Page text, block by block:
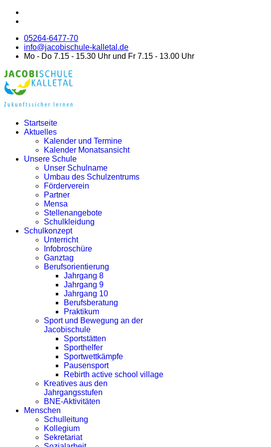
05264-6477-70
info@jacobischule-kalletal.de
Mo - Do 7.15 - 15.30 Uhr und Fr 7.15 - 13.00 Uhr
Startseite
Aktuelles
Kalender und Termine
Kalender Monatsansicht
Unsere Schule
Unser Schulname
Umbau des Schulzentrums
Förderverein
Partner
Mensa
Stellenangebote
Schulkleidung
Schulkonzept
Unterricht
Infobroschüre
Ganztag
Berufsorientierung
Jahrgang 8
Jahrgang 9
Jahrgang 10
Berufsberatung
Praktikum
Sport und Bewegung an der
Jacobischule
Sportstätten
Sporthelfer
Sportwettkämpfe
Pausensport
Rebirth active school village
Kreatives aus den
Jahrgangsstufen
BNE-Aktivitäten
Menschen
Schulleitung
Kollegium
Sekretariat